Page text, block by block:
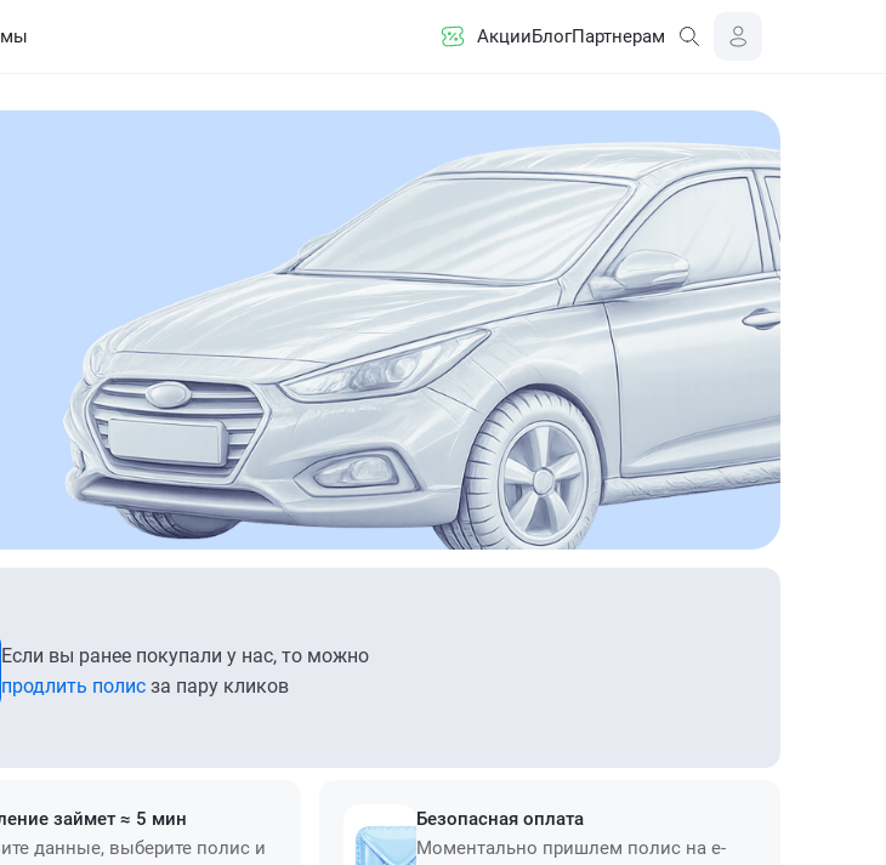
АкцииБлогПартнерам
Если вы ранее покупали у нас, то можно
продлить полис за пару кликов
займет ≈ 5 мин
данные, выберите полис и
Безопасная оплата
Моментально пришлем полис на e-